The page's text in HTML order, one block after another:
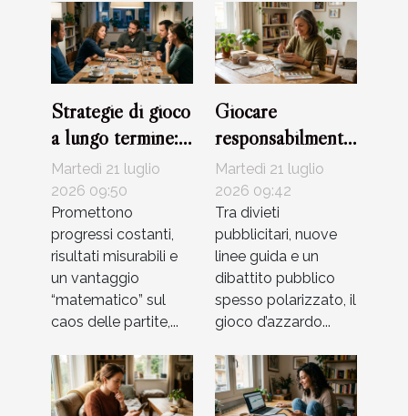
Strategie di gioco
a lungo termine:
mito o realtà?
Martedì 21 luglio
2026 09:50
Promettono
progressi costanti,
risultati misurabili e
un vantaggio
“matematico” sul
caos delle partite,...
Giocare
responsabilmente
per cambiare la
narrazione sul
mondo
dell’azzardo
Martedì 21 luglio
2026 09:42
Tra divieti
pubblicitari, nuove
linee guida e un
dibattito pubblico
spesso polarizzato, il
gioco d’azzardo...